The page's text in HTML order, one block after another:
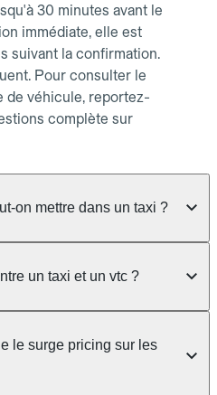
30 minutes avant le
immédiate, elle est
suivant la confirmation.
Pour consulter le
de véhicule, reportez-
complète sur
on mettre dans un taxi ?
jusqu'à 3 bagages
le champ "Message
Le prix n'est
bagages.
un taxi et un vtc ?
dans la rue, à une
un tarif au
le surge pricing sur les